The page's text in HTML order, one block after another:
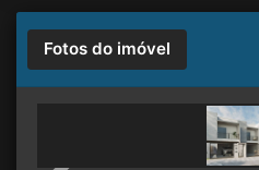
Fotos do imóvel